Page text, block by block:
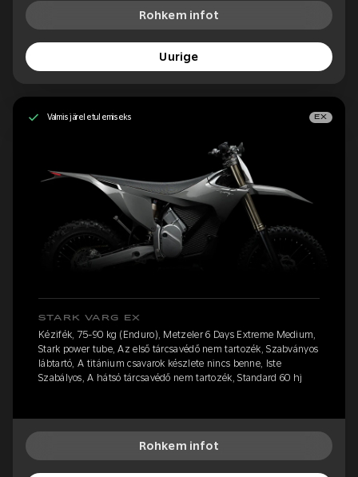
Rohkem infot
Uurige
Valmis järeletulemiseks EX
STARK VARG EX
Kézifék, 75-90 kg (Enduro), Metzeler 6 Days Extreme Medium,
Stark power tube, Az első tárcsavédő nem tartozék, Szabványos
lábtartó, A titánium csavarok készlete nincs benne, Iste
Szabályos, A hátsó tárcsavédő nem tartozék, Standard 60 hj
Rohkem infot